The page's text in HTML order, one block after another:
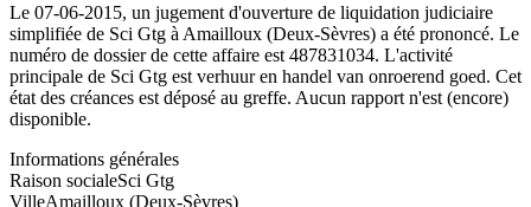
Le 07-06-2015, un jugement d'ouverture de liquidation judiciaire
simplifiée de Sci Gtg à Amailloux (Deux-Sèvres) a été prononcé. Le
numéro de dossier de cette affaire est 487831034. L'activité
principale de Sci Gtg est verhuur en handel van onroerend goed. Cet
état des créances est déposé au greffe. Aucun rapport n'est (encore)
disponible.
Informations générales
Raison socialeSci Gtg
VilleAmailloux (Deux-Sèvres)